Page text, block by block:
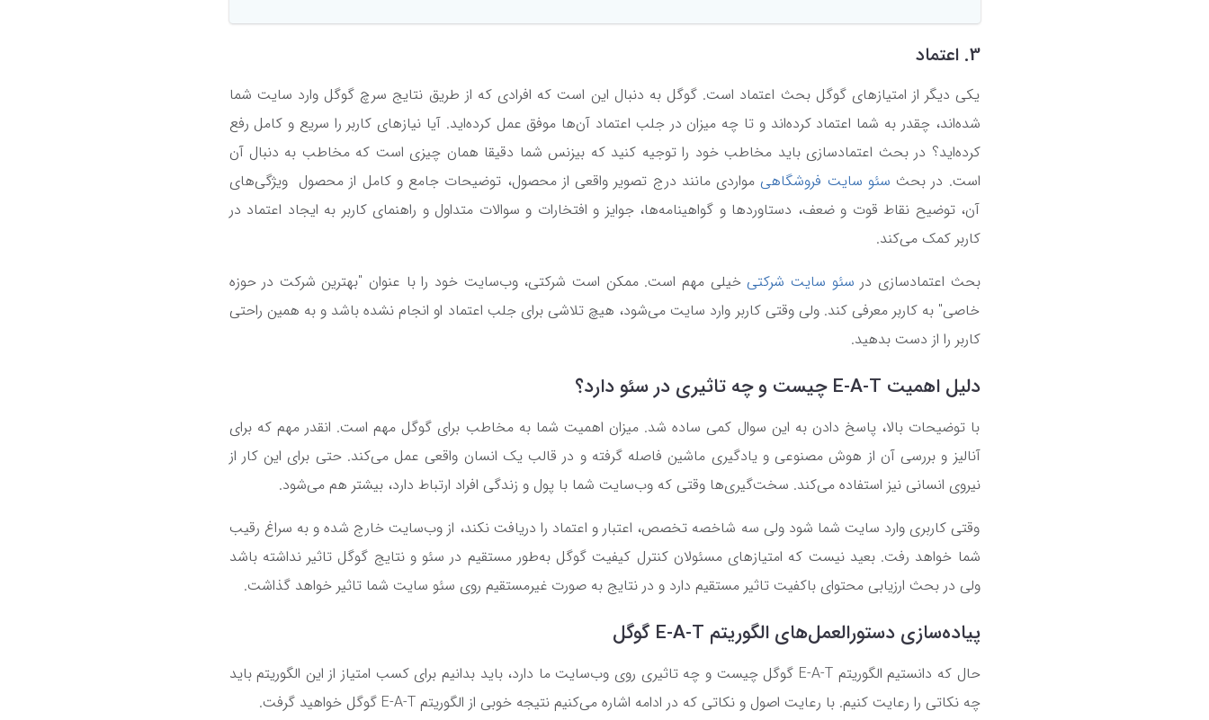
3. اعتماد
یکی دیگر از امتیازهای گوگل بحث اعتماد است. گوگل به دنبال این است که افرادی که از طریق نتایج سرچ گوگل وارد سایت شما
شده‌اند، چقدر به شما اعتماد کرده‌اند و تا چه میزان در جلب اعتماد آن‌ها موفق عمل کرده‌اید. آیا نیازهای کاربر را سریع و کامل رفع
کرده‌اید؟ در بحث اعتمادسازی باید مخاطب خود را توجیه کنید که بیزنس شما دقیقا همان چیزی است که مخاطب به دنبال آن
است. در بحث سئو سایت فروشگاهی مواردی مانند درج تصویر واقعی از محصول، توضیحات جامع و کامل از محصول ویژگی‌های
آن، توضیح نقاط قوت و ضعف، دستاوردها و گواهینامه‌ها، جوایز و افتخارات و سوالات متداول و راهنمای کاربر به ایجاد اعتماد در
کاربر کمک می‌کند.
بحث اعتمادسازی در سئو سایت شرکتی
خیلی مهم است. ممکن است شرکتی، وب‎‌سایت خود را با عنوان "بهترین شرکت در حوزه
خاصی" به کاربر معرفی کند. ولی وقتی کاربر وارد سایت می‌شود، هیچ تلاشی برای جلب اعتماد او انجام نشده باشد و به همین راحتی
کاربر را از دست بدهید.
دلیل اهمیت E-A-T چیست و چه تاثیری در سئو دارد؟
با توضیحات بالا، پاسخ دادن به این سوال کمی ساده شد. میزان اهمیت شما به مخاطب برای گوگل مهم است. انقدر مهم که برای
آنالیز و بررسی آن از هوش مصنوعی و یادگیری ماشین فاصله گرفته و در قالب یک انسان واقعی عمل می‌کند. حتی برای این کار از
نیروی انسانی نیز استفاده می‌کند. سخت‌گیری‌ها وقتی که وب‌سایت شما با پول و زندگی افراد ارتباط دارد، بیشتر هم می‌شود.
وقتی کاربری وارد سایت شما شود ولی سه شاخصه تخصص، اعتبار و اعتماد را دریافت نکند، از وب‌سایت خارج شده و به سراغ رقیب
شما خواهد رفت. بعید نیست که امتیازهای مسئولان کنترل کیفیت گوگل به‌طور مستقیم در سئو و نتایج گوگل تاثیر نداشته باشد
ولی در بحث ارزیابی محتوای باکفیت تاثیر مستقیم دارد و در نتایج به صورت غیرمستقیم روی سئو سایت شما تاثیر خواهد گذاشت.
پیاده‌سازی دستورالعمل‌های الگوریتم E-A-T گوگل
حال که دانستیم الگوریتم E-A-T گوگل چیست و چه تاثیری روی وب‌سایت ما دارد، باید بدانیم برای کسب امتیاز از این الگوریتم باید
چه نکاتی را رعایت کنیم. با رعایت اصول و نکاتی که در ادامه اشاره می‌کنیم نتیجه خوبی از الگوریتم E-A-T گوگل خواهید گرفت.